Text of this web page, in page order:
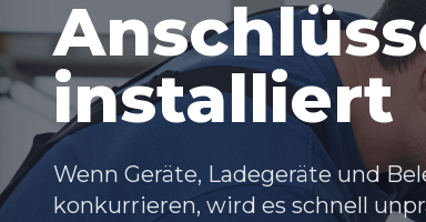
installiert
Wenn Geräte, Ladegeräte und
konkurrieren, wird es schnell